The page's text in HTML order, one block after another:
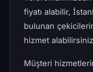
fiyatı alabilir,
bulunan
hizmet
Müşteri